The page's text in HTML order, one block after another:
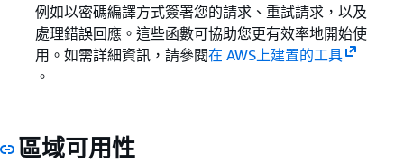
例如以密碼編譯方式簽署您的請求、重試請求，以及
處理錯誤回應。這些函數可協助您更有效率地開始使
用。如需詳細資訊，請參閱在 AWS上建置的工具
。
區域可用性